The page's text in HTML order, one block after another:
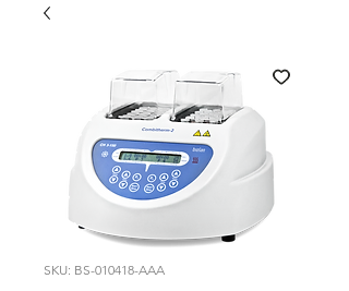
SKU: BS-010418-AAA